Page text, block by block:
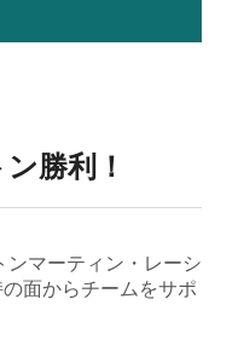
勝利！
ンマーティン・レーシ
面からチームをサポ